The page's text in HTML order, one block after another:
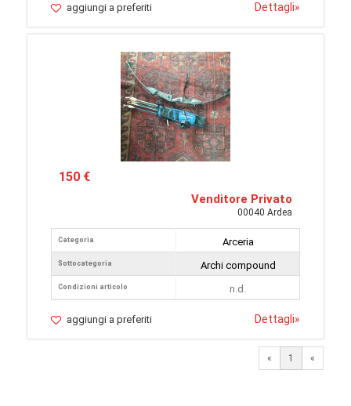
aggiungi a preferiti Dettagli»
150 €
Venditore Privato
00040 Ardea
Categoria
Sottocategoria
Condizioni articolo
Arceria
Archi compound
n.d.
aggiungi a preferiti Dettagli»
« 1 «